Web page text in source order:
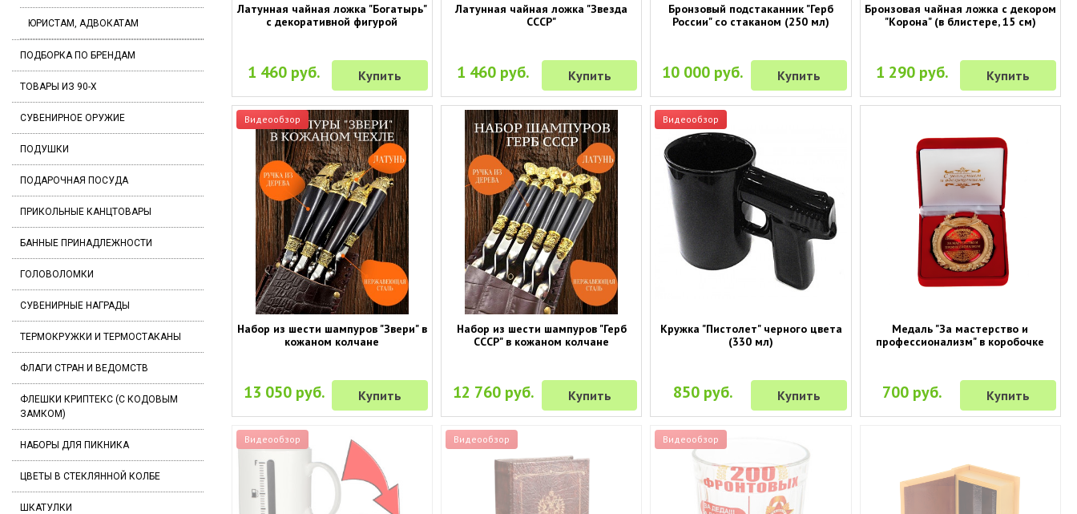
ЮРИСТАМ, АДВОКАТАМ
ПОДБОРКА ПО БРЕНДАМ
ТОВАРЫ ИЗ 90-Х
СУВЕНИРНОЕ ОРУЖИЕ
ПОДУШКИ
ПОДАРОЧНАЯ ПОСУДА
ПРИКОЛЬНЫЕ КАНЦТОВАРЫ
БАННЫЕ ПРИНАДЛЕЖНОСТИ
ГОЛОВОЛОМКИ
СУВЕНИРНЫЕ НАГРАДЫ
ТЕРМОКРУЖКИ И ТЕРМОСТАКАНЫ
ФЛАГИ СТРАН И ВЕДОМСТВ
ФЛЕШКИ КРИПТЕКС (С КОДОВЫМ
ЗАМКОМ)
НАБОРЫ ДЛЯ ПИКНИКА
ЦВЕТЫ В СТЕКЛЯННОЙ КОЛБЕ
ШКАТУЛКИ
Латунная чайная ложка "Богатырь"
с декоративной фигурой
1 460 руб. Купить
Латунная чайная ложка "Звезда
СССР"
1 460 руб. Купить
Бронзовый подстаканник "Герб
России" со стаканом (250 мл)
10 000 руб. Купить
Бронзовая чайная ложка с декором
"Корона" (в блистере, 15 см)
1 290 руб. Купить
Видеообзор
Набор из шести шампуров "Звери" в
кожаном колчане
13 050 руб. Купить
Набор из шести шампуров "Герб
СССР" в кожаном колчане
12 760 руб. Купить
Видеообзор
Кружка "Пистолет" черного цвета
(330 мл)
850 руб. Купить
Медаль "За мастерство и
профессионализм" в коробочке
700 руб. Купить
Видеообзор Видеообзор Видеообзор